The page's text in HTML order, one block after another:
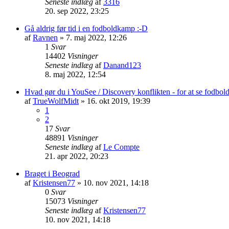
20. sep 2022, 23:25
Gå aldrig før tid i en fodboldkamp :-D
afRavnen » 7. maj 2022, 12:26
1 Svar
14402 Visninger
Seneste indlæg afDanand123
8. maj 2022, 12:54
Hvad gør du i YouSee / Discovery konflikten - for at se
afTrueWolfMidt » 16. okt 2019, 19:39
1
2
17 Svar
48891 Visninger
Seneste indlæg afLe Compte
21. apr 2022, 20:23
Braget i Beograd
afKristensen77 » 10. nov 2021, 14:18
0 Svar
15073 Visninger
Seneste indlæg afKristensen77
10. nov 2021, 14:18